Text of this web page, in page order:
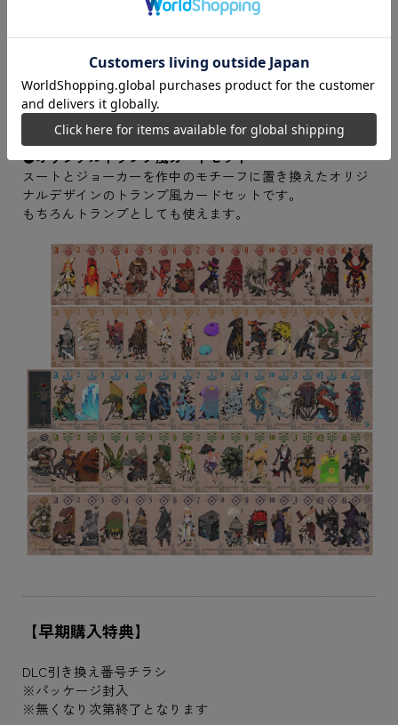
サイズ：600×300mm
●オリジナルトランプ風カードセット
スートとジョーカーを作中のモチーフに置き換えたオリジ
ナルデザインのトランプ風カードセットです。
もちろんトランプとしても使えます。
【早期購入特典】
DLC引き換え番号チラシ
※パッケージ封入
※無くなり次第終了となります